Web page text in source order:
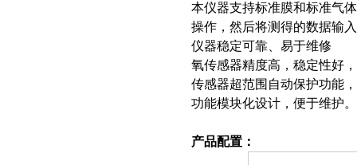
本仪器支持标准膜和标准气
操作，然后将测得的数据输
仪器稳定可靠、易于维修
氧传感器精度高，稳定性好
传感器超范围自动保护功能
功能模块化设计，便于维护。
产品配置：